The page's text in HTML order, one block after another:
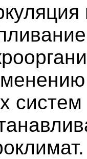
систем